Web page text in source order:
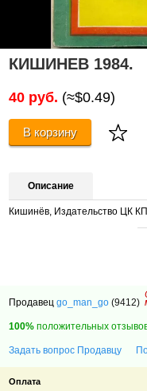
КИШИНЕВ 1984.
40 руб. (≈$0.49)
В корзину
Описание
Кишинёв, Издательство ЦК
Продавецgo_man_go (9412)
100% положительных
Задать вопрос Продавцу
Оплата